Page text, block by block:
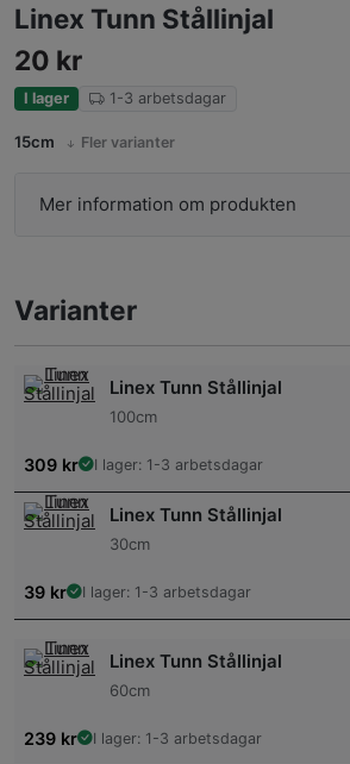
Linex Tunn Stållinjal
20 kr
I lager 1-3 arbetsdagar
15cm Fler varianter
Mer information om produkten
Varianter
Linex Tunn Stållinjal
100cm
309 kr I lager: 1-3 arbetsdagar
Linex Tunn Stållinjal
30cm
39 kr I lager: 1-3 arbetsdagar
Linex Tunn Stållinjal
60cm
239 kr I lager: 1-3 arbetsdagar